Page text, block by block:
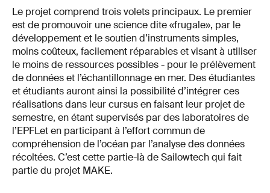
Le projet comprend trois volets principaux. Le premier
est de promouvoir une science dite «frugale», par le
développement et le soutien d’instruments simples,
moins coûteux, facilement réparables et visant à utiliser
le moins de ressources possibles - pour le prélèvement
de données et l’échantillonnage en mer. Des étudiantes
et étudiants auront ainsi la possibilité d’intégrer ces
réalisations dans leur cursus en faisant leur projet de
semestre, en étant supervisés par des laboratoires de
l’EPFLet en participant à l’effort commun de
compréhension de l’océan par l’analyse des données
récoltées. C’est cette partie-là de Sailowtech qui fait
partie du projet MAKE.